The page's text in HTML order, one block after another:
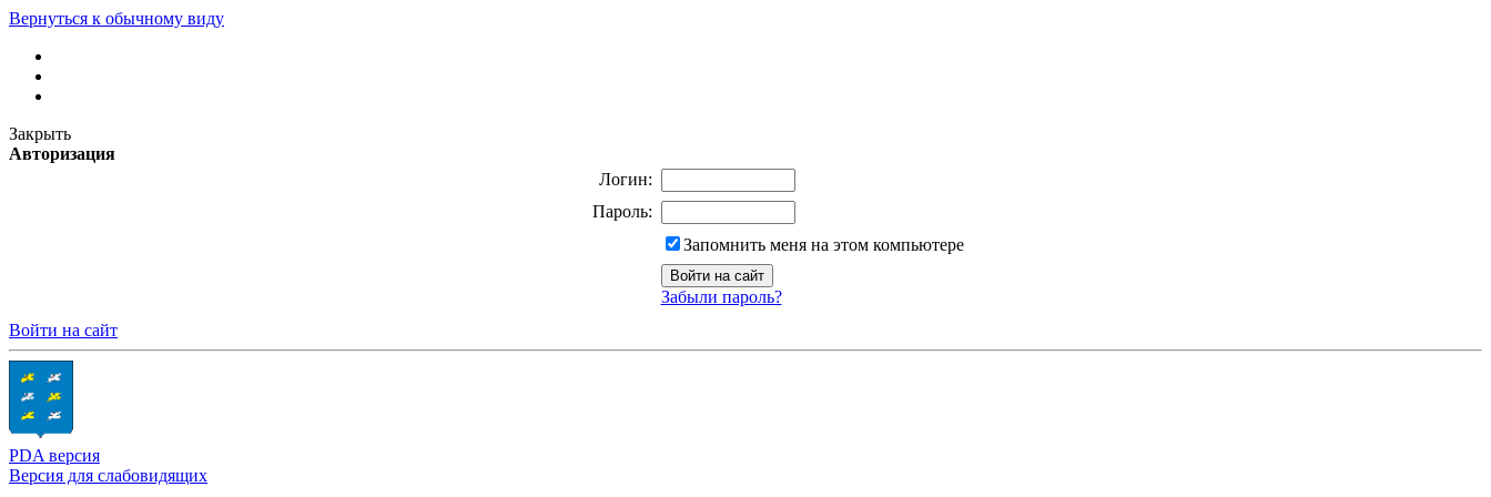
Вернуться к обычному виду
Закрыть
Авторизация
Логин:
Пароль:
Запомнить меня на этом компьютере
Забыли пароль?
Войти на сайт
PDA версия
Версия для слабовидящих